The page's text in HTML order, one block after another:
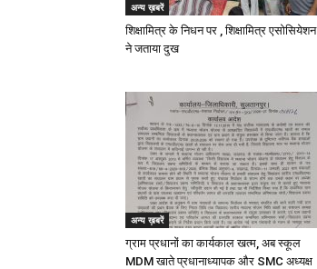
अन्य ख़बरें
शिक्षामित्र के निधन पर , शिक्षामित्र एसोसियेशन
ने जताया दुख
अन्य ख़बरें
ग्राम प्रधानों का कार्यकाल खत्म, अब स्कूल
MDM खाते प्रधानाध्यापक और SMC अध्यक्ष